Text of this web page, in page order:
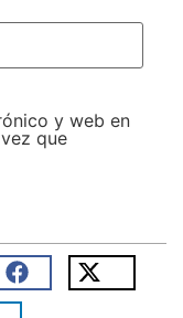
y web en
que